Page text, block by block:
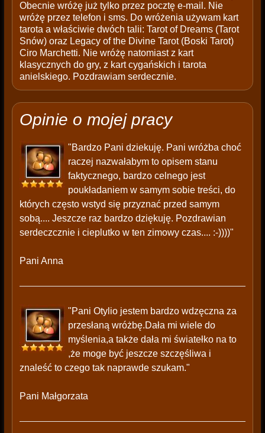
Obecnie wróżę już tylko przez pocztę e-mail. Nie
wróżę przez telefon i sms. Do wróżenia używam kart
tarota a właściwie dwóch talii: Tarot of Dreams (Tarot
Snów) oraz Legacy of the Divine Tarot (Boski Tarot)
Ciro Marchetti. Nie wróżę natomiast z kart
klasycznych do gry, z kart cygańskich i tarota
anielskiego. Pozdrawiam serdecznie.
Opinie o mojej pracy
"Bardzo Pani dziekuję. Pani wróżba choć
raczej nazwałabym to opisem stanu
faktycznego, bardzo celnego jest
poukładaniem w samym sobie treści, do
których często wstyd się przyznać przed samym
sobą.... Jeszcze raz bardzo dziękuję. Pozdrawian
serdeczcznie i cieplutko w ten zimowy czas.... :-))))"
Pani Anna
"Pani Otylio jestem bardzo wdzęczna za
przesłaną wróżbę.Dała mi wiele do
myślenia,a także dała mi światełko na to
,że moge być jeszcze szczęśliwa i
znaleść to czego tak naprawde szukam."
Pani Małgorzata